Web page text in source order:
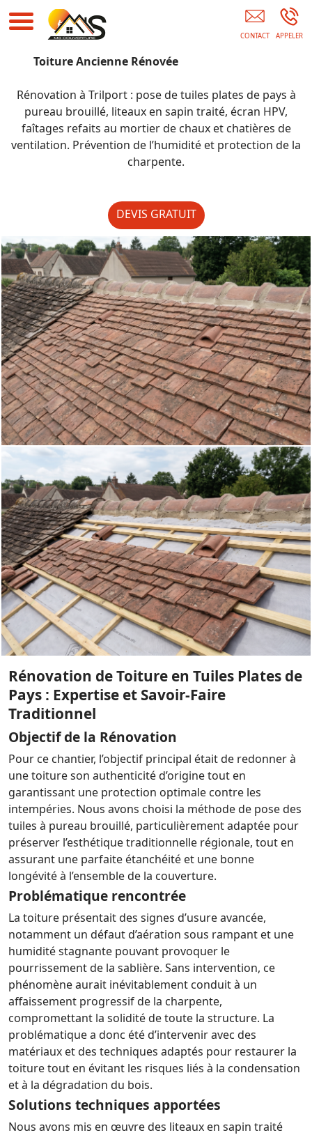
Toiture Ancienne Rénovée
Rénovation à Trilport : pose de tuiles plates de pays à
pureau brouillé, liteaux en sapin traité, écran HPV,
faîtages refaits au mortier de chaux et chatières de
ventilation. Prévention de l’humidité et protection de la
charpente.
DEVIS GRATUIT
Rénovation de Toiture en Tuiles Plates de
Pays : Expertise et Savoir-Faire
Traditionnel
Objectif de la Rénovation
Pour ce chantier, l’objectif principal était de redonner à
une toiture son authenticité d’origine tout en
garantissant une protection optimale contre les
intempéries. Nous avons choisi la méthode de pose des
tuiles à pureau brouillé, particulièrement adaptée pour
préserver l’esthétique traditionnelle régionale, tout en
assurant une parfaite étanchéité et une bonne
longévité à l’ensemble de la couverture.
Problématique rencontrée
La toiture présentait des signes d’usure avancée,
notamment un défaut d’aération sous rampant et une
humidité stagnante pouvant provoquer le
pourrissement de la sablière. Sans intervention, ce
phénomène aurait inévitablement conduit à un
affaissement progressif de la charpente,
compromettant la solidité de toute la structure. La
problématique a donc été d’intervenir avec des
matériaux et des techniques adaptés pour restaurer la
toiture tout en évitant les risques liés à la condensation
et à la dégradation du bois.
Solutions techniques apportées
Nous avons mis en œuvre des liteaux en sapin traité